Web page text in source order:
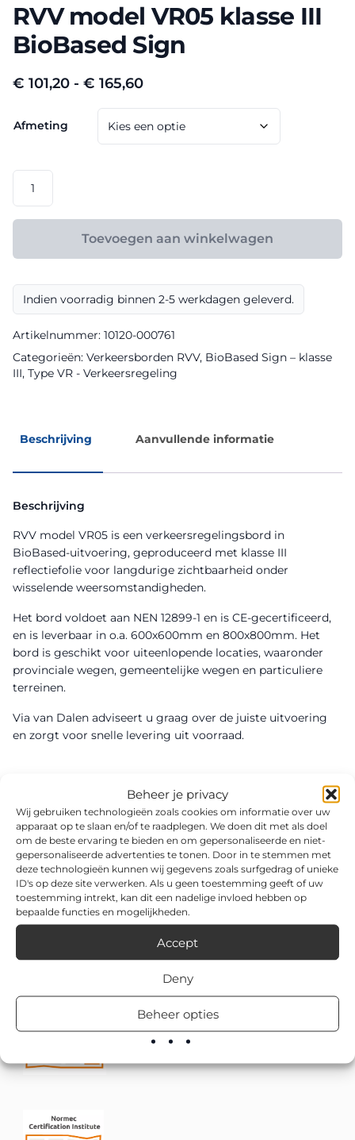
Beheer je privacy
Wij gebruiken technologieën zoals cookies om informatie over uw
apparaat op te slaan en/of te raadplegen. We doen dit met als doel
om de beste ervaring te bieden en om gepersonaliseerde en niet-
gepersonaliseerde advertenties te tonen. Door in te stemmen met
deze technologieën kunnen wij gegevens zoals surfgedrag of unieke
ID's op deze site verwerken. Als u geen toestemming geeft of uw
toestemming intrekt, kan dit een nadelige invloed hebben op
bepaalde functies en mogelijkheden.
Accept
Deny
Beheer opties
RVV model VR05 klasse III
BioBased Sign
€ 101,20 - € 165,60Prijsklasse:
€ 101,20
tot
€ 165,60
Afmeting
model
VR05
III
Sign
aantal
Toevoegen aan winkelwagen
Indien voorradig binnen 2-5 werkdagen geleverd.
Artikelnummer: 10120-000761
Categorieën: Verkeersborden RVV, BioBased Sign – klasse
III, Type VR - Verkeersregeling
Beschrijving Aanvullende informatie
Beschrijving
RVV model VR05 is een verkeersregelingsbord in
BioBased-uitvoering, geproduceerd met klasse III
reflectiefolie voor langdurige zichtbaarheid onder
wisselende weersomstandigheden.
Het bord voldoet aan NEN 12899-1 en is CE-gecertificeerd,
en is leverbaar in o.a. 600x600mm en 800x800mm. Het
bord is geschikt voor uiteenlopende locaties, waaronder
provinciale wegen, gemeentelijke wegen en particuliere
terreinen.
Via van Dalen adviseert u graag over de juiste uitvoering
en zorgt voor snelle levering uit voorraad.